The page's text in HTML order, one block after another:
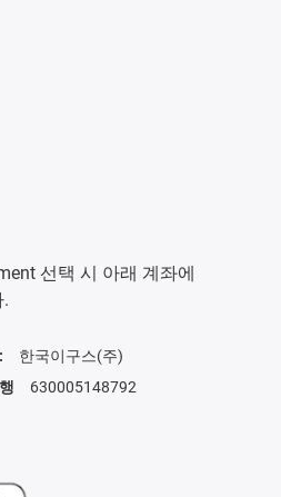
선택 시 아래 계좌에
: 한국이구스(주)
행 630005148792